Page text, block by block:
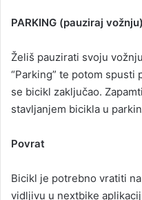
PARKING (pauziraj vožnju)
Želiš pauzirati svoju
“Parking” te potom spusti
se bicikl zaključao.
stavljanjem bicikla u
Povrat
Bicikl je potrebno vratiti
vidljivu u nextbike